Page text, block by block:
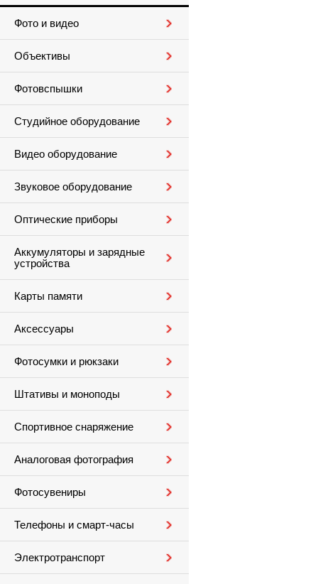
Фото и видео
Объективы
Фотовспышки
Студийное оборудование
Видео оборудование
Звуковое оборудование
Оптические приборы
Аккумуляторы и зарядные
устройства
Карты памяти
Аксессуары
Фотосумки и рюкзаки
Штативы и моноподы
Спортивное снаряжение
Аналоговая фотография
Фотосувениры
Телефоны и смарт-часы
Электротранспорт